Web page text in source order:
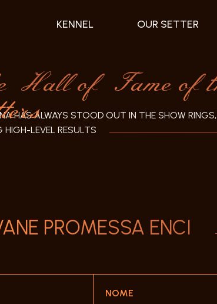
KENNEL OUR SETTER
HAS ALWAYS STOOD OUT IN THE SHOW RINGS,
HIGH-LEVEL RESULTS
Hall of Fame of
PROMESSA ENCI
NOME